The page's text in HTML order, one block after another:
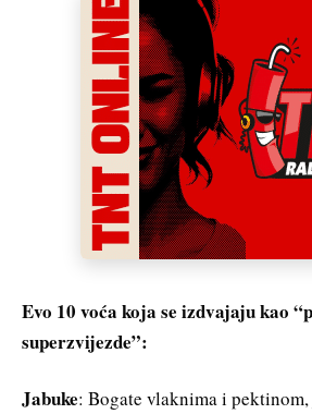
Evo 10 voća koja se izdvajaju kao
superzvijezde”:
Jabuke: Bogate vlaknima i